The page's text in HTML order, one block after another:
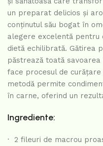
un preparat delicios și
conținutul său bogat în
alegere excelentă pentru
dietă echilibrată. Gătirea
păstrează toată
face procesul de
metodă permite
în carne, oferind un
Ingrediente:
· 2 fileuri de macrou